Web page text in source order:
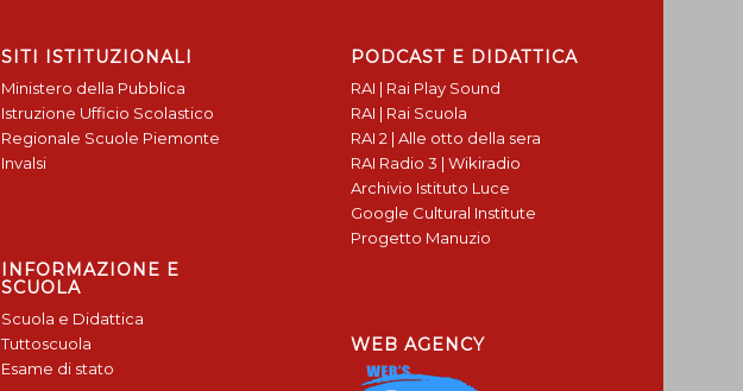
SITI ISTITUZIONALI
Ministero della Pubblica
Istruzione Ufficio Scolastico
Regionale Scuole Piemonte
Invalsi
INFORMAZIONE E
SCUOLA
Scuola e Didattica
Tuttoscuola
Esame di stato
PODCAST E DIDATTICA
RAI | Rai Play Sound
RAI | Rai Scuola
RAI 2 | Alle otto della sera
RAI Radio 3 | Wikiradio
Archivio Istituto Luce
Google Cultural Institute
Progetto Manuzio
WEB AGENCY